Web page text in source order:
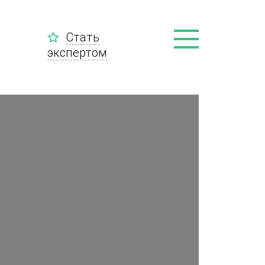
Стать
экспертом